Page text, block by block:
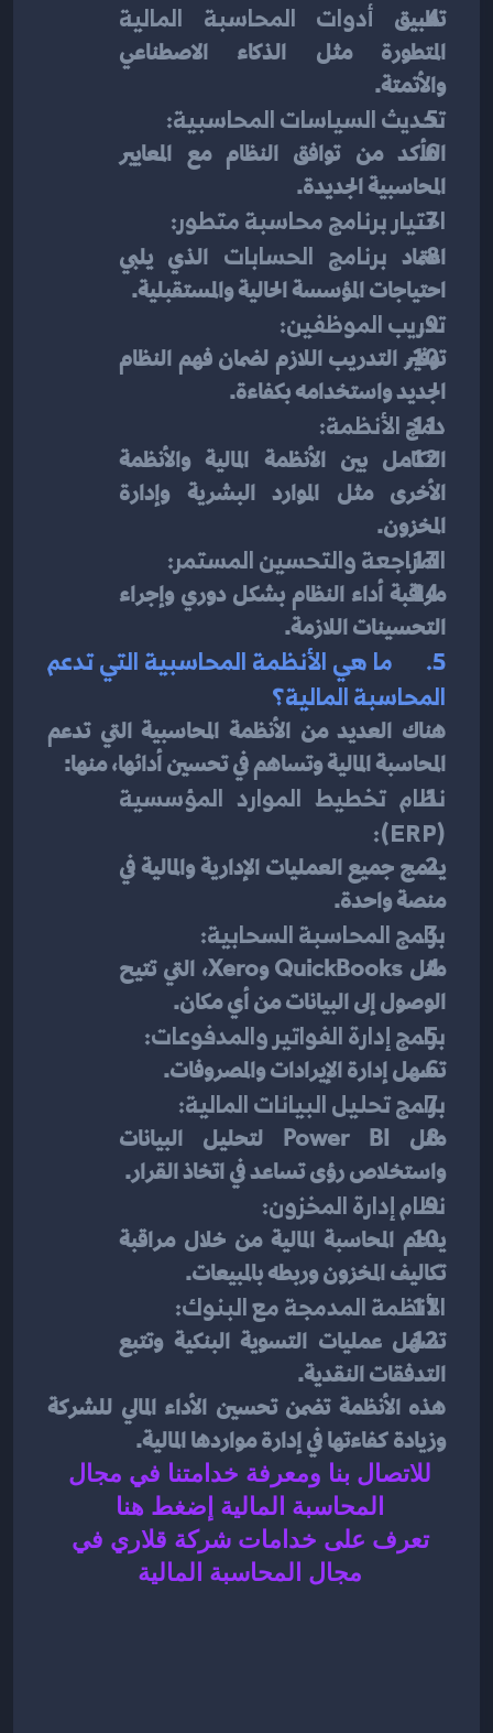
تطبيق أدوات المحاسبة المالية
والأتمتة.
تحديث السياسات المحاسبية:
التأكد من توافق النظام مع المعايير
المحاسبية الجديدة.
اختيار برنامج محاسبة متطور:
اعتماد برنامج الحسابات
احتياجات المؤسسة الحالية والمستقبلية.
تدريب الموظفين:
الجديد واستخدامه بكفاءة.
دمج الأنظمة:
التكامل بين الأنظمة المالية والأنظمة
المخزون.
المراجعة والتحسين المستمر:
التحسينات اللازمة.
5.
المحاسبة المالية؟
المحاسبة المالية وتساهم في تحسين أدائها، منها:
(ERP):
منصة واحدة.
برامج المحاسبة السحابية:
الوصول إلى البيانات من أي مكان.
برامج إدارة الفواتير والمدفوعات:
تسهل إدارة الإيرادات والمصروفات.
برامج تحليل البيانات المالية:
واستخلاص رؤى تساعد في اتخاذ القرار.
نظام إدارة المخزون:
يدعم المحاسبة المالية من خلال مراقبة
تكاليف المخزون وربطه بالمبيعات.
الأنظمة المدمجة مع البنوك:
تسهل عمليات التسوية البنكية وتتبع
التدفقات النقدية.
وزيادة كفاءتها في إدارة مواردها المالية.
المحاسبة المالية إضغط هنا
مجال المحاسبة المالية